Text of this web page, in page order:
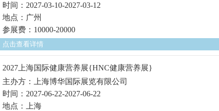
时间：2027-03-10-2027-03-12
地点：广州
参展费：10000-20000
点击查看详情
2027上海国际健康营养展{HNC健康营养展}
主办方：上海博华国际展览有限公司
时间：2027-06-22-2027-06-22
地点：上海